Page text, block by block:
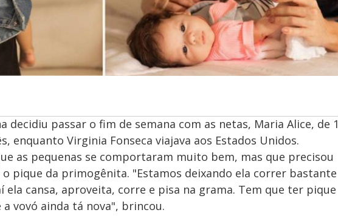
decidiu passar o fim de semana com as netas, Maria Alice, de 1
enquanto Virginia Fonseca viajava aos Estados Unidos.
as pequenas se comportaram muito bem, mas que precisou
pique da primogênita. "Estamos deixando ela correr bastante
ela cansa, aproveita, corre e pisa na grama. Tem que ter pique
a vovó ainda tá nova", brincou.